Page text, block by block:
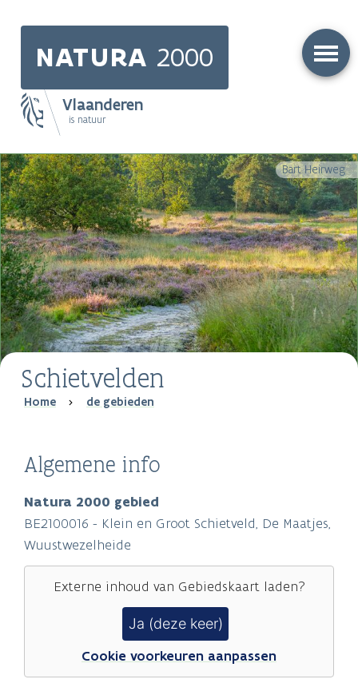
NATURA 2000
Vlaanderen
is natuur
Main
navigation
Bart Heirweg
Schietvelden
Breadcrumb
Home de gebieden
Algemene info
Natura 2000 gebied
BE2100016 - Klein en Groot Schietveld, De Maatjes,
Wuustwezelheide
Externe inhoud van Gebiedskaartladen?
Ja (deze keer)
Cookie voorkeuren aanpassen